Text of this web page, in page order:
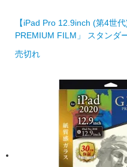
【iPad Pro 12.9inch (第4世
PREMIUM FILM」 スタンダ
売切れ